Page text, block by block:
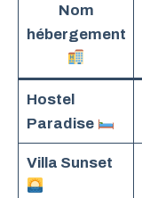
Nom
hébergement
Hostel
Paradise
Villa Sunset